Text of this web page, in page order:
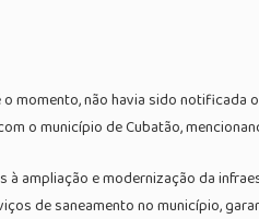
momento, não havia sido
o município de Cubatão,
ampliação e modernização da
de saneamento no município,